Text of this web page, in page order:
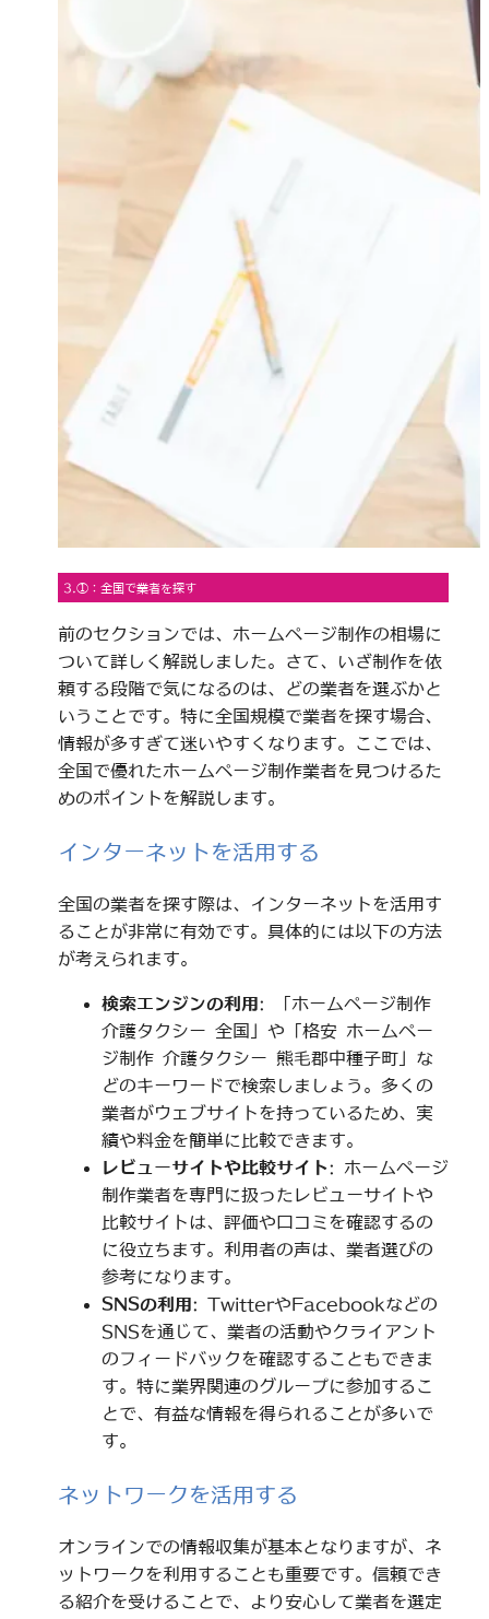
3.①：全国で業者を探す
前のセクションでは、ホームページ制作の相場に
ついて詳しく解説しました。さて、いざ制作を依
頼する段階で気になるのは、どの業者を選ぶかと
いうことです。特に全国規模で業者を探す場合、
情報が多すぎて迷いやすくなります。ここでは、
全国で優れたホームページ制作業者を見つけるた
めのポイントを解説します。
インターネットを活用する
全国の業者を探す際は、インターネットを活用す
ることが非常に有効です。具体的には以下の方法
が考えられます。
検索エンジンの利用 : 「ホームページ制作
介護タクシー 全国」や「格安 ホームペー
ジ制作 介護タクシー 熊毛郡中種子町」な
どのキーワードで検索しましょう。多くの
業者がウェブサイトを持っているため、実
績や料金を簡単に比較できます。
レビューサイトや比較サイト: ホームページ
制作業者を専門に扱ったレビューサイトや
比較サイトは、評価や口コミを確認するの
に役立ちます。利用者の声は、業者選びの
参考になります。
SNSの利用 : TwitterやFacebookなどの
SNSを通じて、業者の活動やクライアント
のフィードバックを確認することもできま
す。特に業界関連のグループに参加するこ
とで、有益な情報を得られることが多いで
す。
ネットワークを活用する
オンラインでの情報収集が基本となりますが、ネ
ットワークを利用することも重要です。信頼でき
る紹介を受けることで、より安心して業者を選定